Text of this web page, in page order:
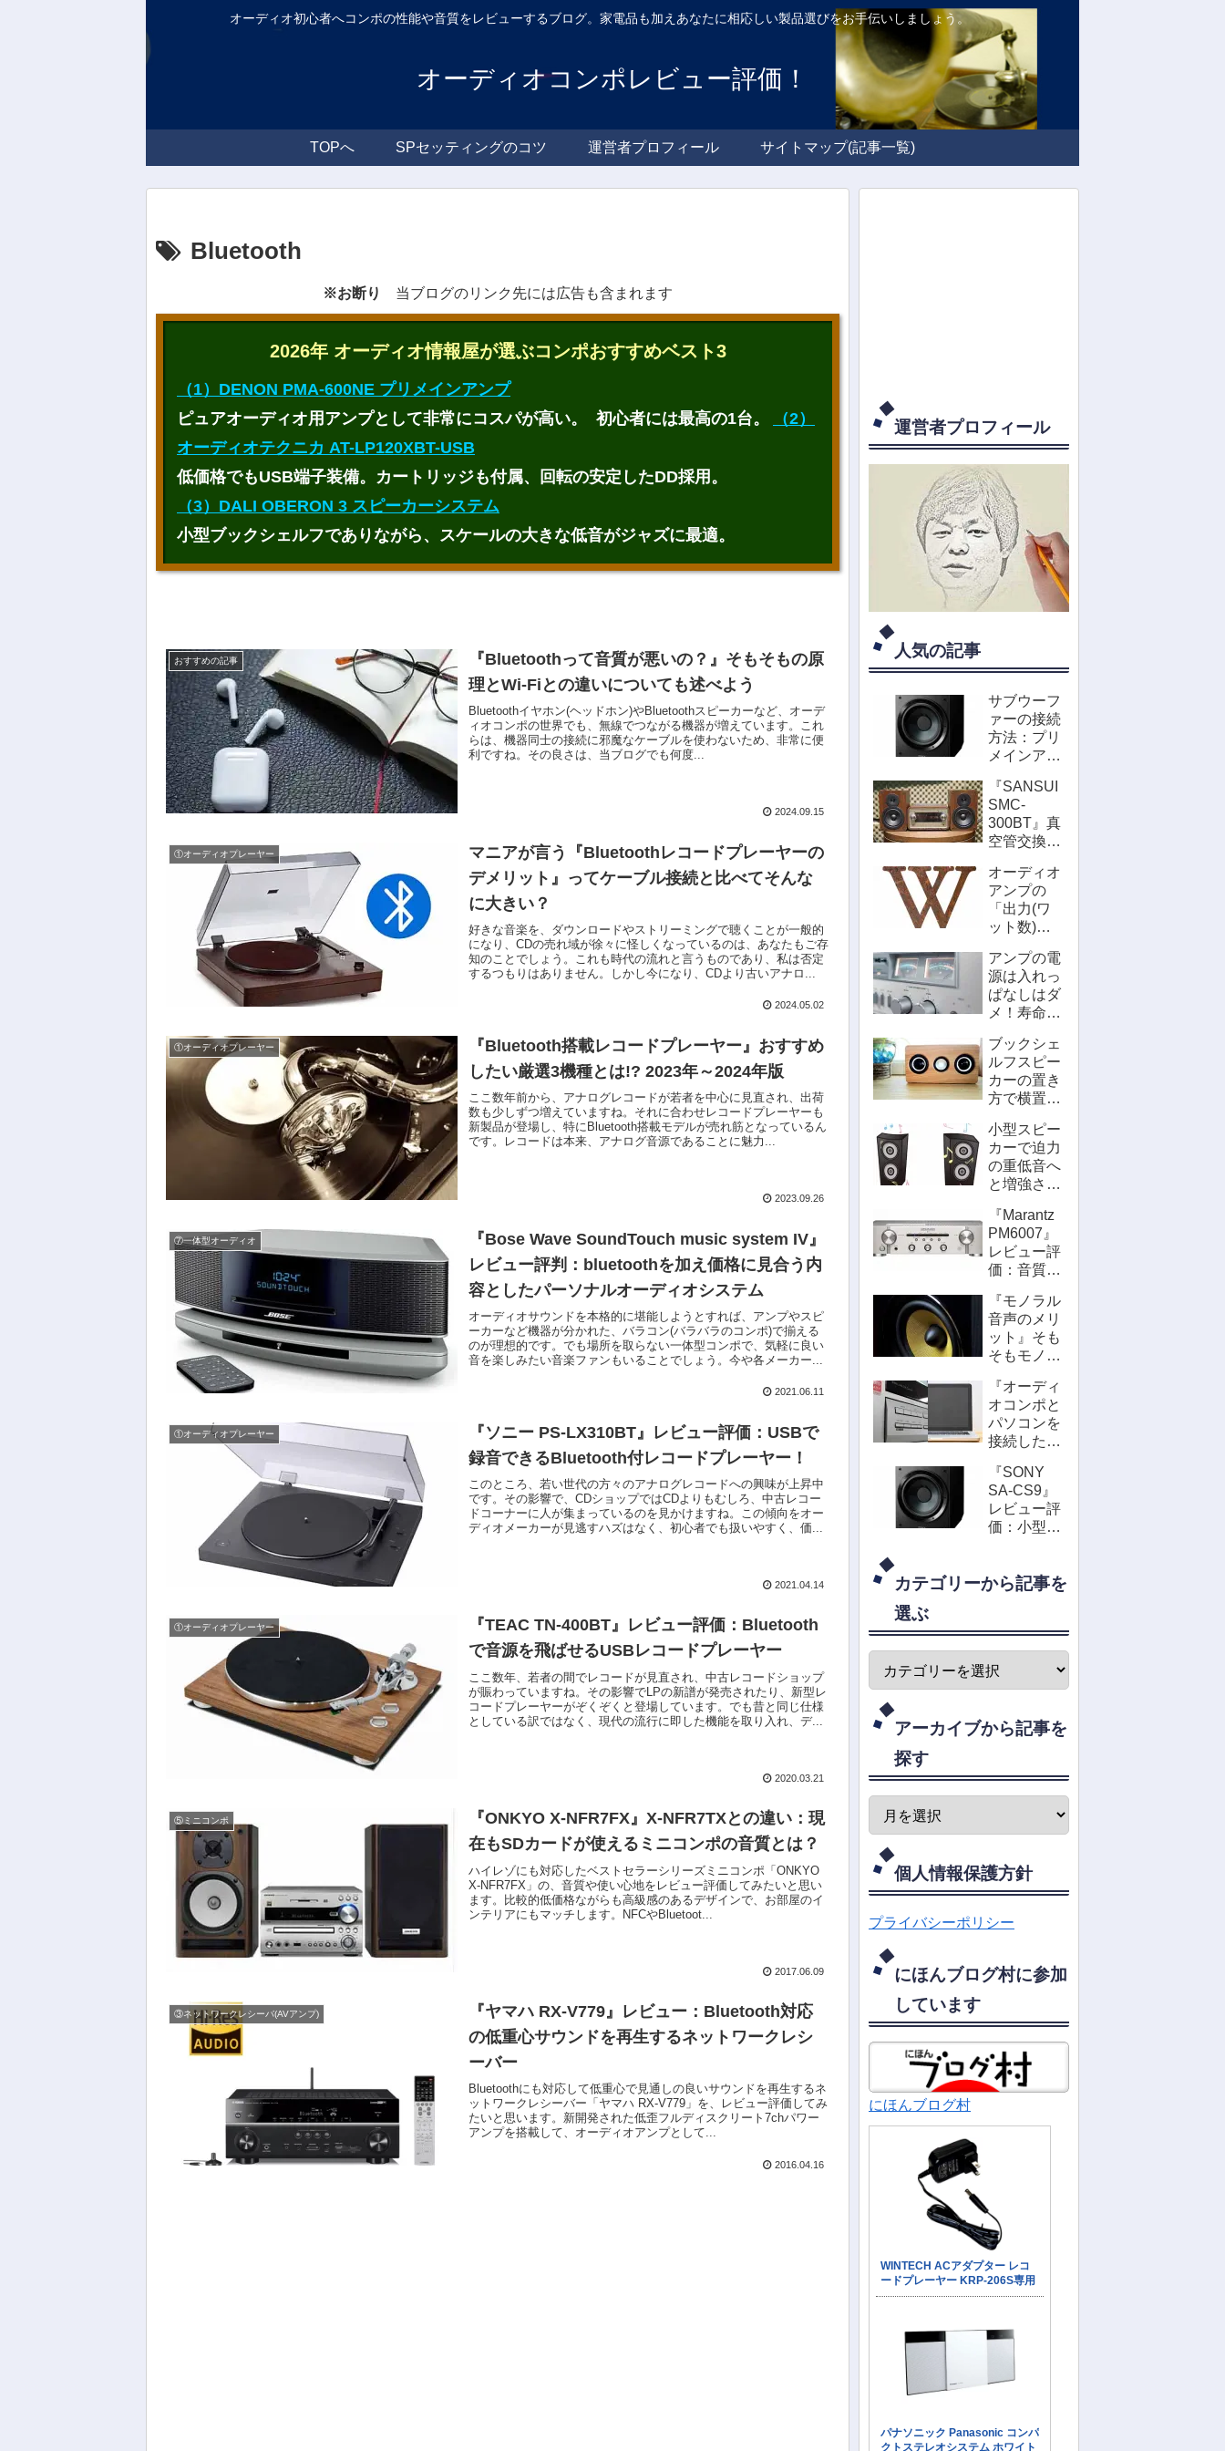
オーディオ初心者へコンポの性能や音質をレビューするブログ。家電品も加えあなたに相応しい製品選びをお手伝いしましょう。
オーディオコンポレビュー評価！
TOPへ SPセッティングのコツ 運営者プロフィール サイトマップ(記事一覧)
Bluetooth
※お断り 当ブログのリンク先には広告も含まれます
2026年 オーディオ情報屋が選ぶコンポおすすめベスト3
（1）DENON PMA-600NE プリメインアンプ
ピュアオーディオ用アンプとして非常にコスパが高い。 初心者には最高の1台。
（2）
オーディオテクニカ AT-LP120XBT-USB
低価格でもUSB端子装備。カートリッジも付属、回転の安定したDD採用。
（3）DALI OBERON 3 スピーカーシステム
小型ブックシェルフでありながら、スケールの大きな低音がジャズに最適。
おすすめの記事
『Bluetoothって音質が悪いの？』そもそもの原
理とWi-Fiとの違いについても述べよう
Bluetoothイヤホン(ヘッドホン)やBluetoothスピーカーなど、オーデ
ィオコンポの世界でも、無線でつながる機器が増えています。これ
らは、機器同士の接続に邪魔なケーブルを使わないため、非常に便
利ですね。その良さは、当ブログでも何度...
2024.09.15
①オーディオプレーヤー
マニアが言う『Bluetoothレコードプレーヤーの
デメリット』ってケーブル接続と比べてそんな
に大きい？
好きな音楽を、ダウンロードやストリーミングで聴くことが一般的
になり、CDの売れ域が徐々に怪しくなっているのは、あなたもご存
知のことでしょう。これも時代の流れと言うものであり、私は否定
するつもりはありません。しかし今になり、CDより古いアナロ...
2024.05.02
①オーディオプレーヤー
『Bluetooth搭載レコードプレーヤー』おすすめ
したい厳選3機種とは!? 2023年～2024年版
ここ数年前から、アナログレコードが若者を中心に見直され、出荷
数も少しずつ増えていますね。それに合わせレコードプレーヤーも
新製品が登場し、特にBluetooth搭載モデルが売れ筋となっているん
です。レコードは本来、アナログ音源であることに魅力...
2023.09.26
⑦一体型オーディオ
『Bose Wave SoundTouch music system IV』
レビュー評判：bluetoothを加え価格に見合う内
容としたパーソナルオーディオシステム
オーディオサウンドを本格的に堪能しようとすれば、アンプやスピ
ーカーなど機器が分かれた、バラコン(バラバラのコンポ)で揃える
のが理想的です。でも場所を取らない一体型コンポで、気軽に良い
音を楽しみたい音楽ファンもいることでしょう。今や各メーカー...
2021.06.11
①オーディオプレーヤー
『ソニー PS-LX310BT』レビュー評価：USBで
録音できるBluetooth付レコードプレーヤー！
このところ、若い世代の方々のアナログレコードへの興味が上昇中
です。その影響で、CDショップではCDよりもむしろ、中古レコー
ドコーナーに人が集まっているのを見かけますね。この傾向をオー
ディオメーカーが見逃すハズはなく、初心者でも扱いやすく、価...
2021.04.14
①オーディオプレーヤー
『TEAC TN-400BT』レビュー評価：Bluetooth
で音源を飛ばせるUSBレコードプレーヤー
ここ数年、若者の間でレコードが見直され、中古レコードショップ
が賑わっていますね。その影響でLPの新譜が発売されたり、新型レ
コードプレーヤーがぞくぞくと登場しています。でも昔と同じ仕様
としている訳ではなく、現代の流行に即した機能を取り入れ、デ...
2020.03.21
⑤ミニコンポ
『ONKYO X-NFR7FX』X-NFR7TXとの違い：現
在もSDカードが使えるミニコンポの音質とは？
ハイレゾにも対応したベストセラーシリーズミニコンポ「ONKYO
X-NFR7FX」の、音質や使い心地をレビュー評価してみたいと思い
ます。比較的低価格ながらも高級感のあるデザインで、お部屋のイ
ンテリアにもマッチします。NFCやBluetoot...
2017.06.09
③ネットワークレシーバ(AVアンプ)
『ヤマハ RX-V779』レビュー：Bluetooth対応
の低重心サウンドを再生するネットワークレシ
ーバー
Bluetoothにも対応して低重心で見通しの良いサウンドを再生するネ
ットワークレシーバー「ヤマハ RX-V779」を、レビュー評価してみ
たいと思います。新開発された低歪フルディスクリート7chパワー
アンプを搭載して、オーディオアンプとして...
2016.04.16
運営者プロフィール
人気の記事
サブウーフ
ァーの接続
方法：プリ
メインアン
ンポに取付
けたい！
『SANSUI
SMC-
300BT』真
空管交換：
カーは推奨
しないけど
自分でもや
れる！
オーディオ
アンプの
「出力(ワ
ット数)」
きいほど音
質が良い
の？
アンプの電
源は入れっ
ぱなしはダ
メ！寿命に
し、エコじ
ゃない
ブックシェ
ルフスピー
カーの置き
方で横置き
リットって
何かある？
小型スピー
カーで迫力
の重低音へ
と増強させ
方法！
『Marantz
PM6007』
レビュー評
価：音質は
DENONと
比較してど
う違う？
『モノラル
音声のメリ
ット』そも
そもモノラ
な意味？音
が良いの？
『オーディ
オコンポと
パソコンを
接続した
で鳴らすな
らUSB-
DACで簡単
に！
『SONY
SA-CS9』
レビュー評
価：小型ス
不足を補う
ァーの効果
は？
カテゴリーから記事を
選ぶ
アーカイブから記事を
探す
個人情報保護方針
プライバシーポリシー
にほんブログ村に参加
しています
にほんブログ村